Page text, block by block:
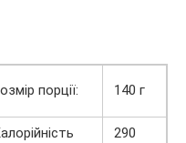
порції: 140 г
290